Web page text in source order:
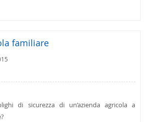
familiare
di sicurezza di un’azienda agricola a